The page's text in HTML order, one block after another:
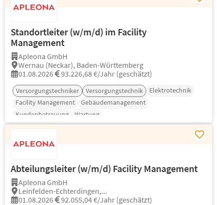
Standortleiter (w/m/d) im Facility
Management
Apleona GmbH
Wernau (Neckar), Baden-Württemberg
01.08.2026
93.226,68 €/Jahr (geschätzt)
Versorgungstechniker Versorgungstechnik
Elektrotechnik
Facility Management
Gebäudemanagement
Kundenbetreuung
Wartung
Abteilungsleiter (w/m/d) Facility Management
Apleona GmbH
Leinfelden-Echterdingen,...
01.08.2026
92.055,04 €/Jahr (geschätzt)